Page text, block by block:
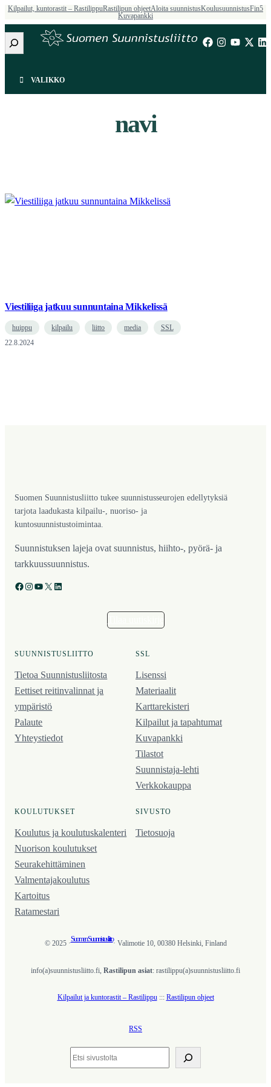
Siirry
sisältöön
Kilpailut, kuntorastit – RastilippuRastilipun ohjeetAloita suunnistusKoulusuunnistusFin5
Kuvapankki
Etsi
VALIKKO
navi
Viestiliiga jatkuu sunnuntaina Mikkelissä
huippu kilpailu liitto media
SSL
22.8.2024
Suomen Suunnistusliitto tukee suunnistusseurojen edellytyksiä
tarjota laadukasta kilpailu-, nuoriso- ja
kuntosuunnistustoimintaa.
Suunnistuksen lajeja ovat suunnistus, hiihto-, pyörä- ja
tarkkuussuunnistus.
Facebook Instagram YouTube X LinkedIn
SUUNNISTUSLIITTO
Tietoa Suunnistusliitosta
Eettiset reitinvalinnat ja
ympäristö
Palaute
Yhteystiedot
SSL
Lisenssi
Materiaalit
Karttarekisteri
Kilpailut ja tapahtumat
Kuvapankki
Tilastot
Suunnistaja-lehti
Verkkokauppa
KOULUTUKSET
Koulutus ja koulutus­kalenteri
Nuorison koulutukset
Seura­kehittäminen
Valmentaja­koulutus
Kartoitus
Ratamestari
SIVUSTO
Tietosuoja
© 2025 ·
Suomen Suunnistusliitto
· Valimotie 10, 00380 Helsinki, Finland
info(a)suunnistusliitto.fi, Rastilipun asiat: rastilippu(a)suunnistusliitto.fi
Kilpailut ja kuntorastit – Rastilippu::: Rastilipun ohjeet
RSS
Etsi